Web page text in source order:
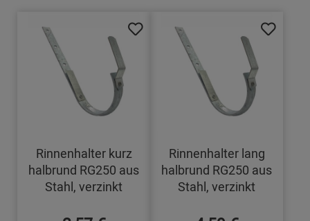
Rinnenhalter kurz
halbrund RG250 aus
Stahl, verzinkt
Rinnenhalter lang
halbrund RG250 aus
Stahl, verzinkt